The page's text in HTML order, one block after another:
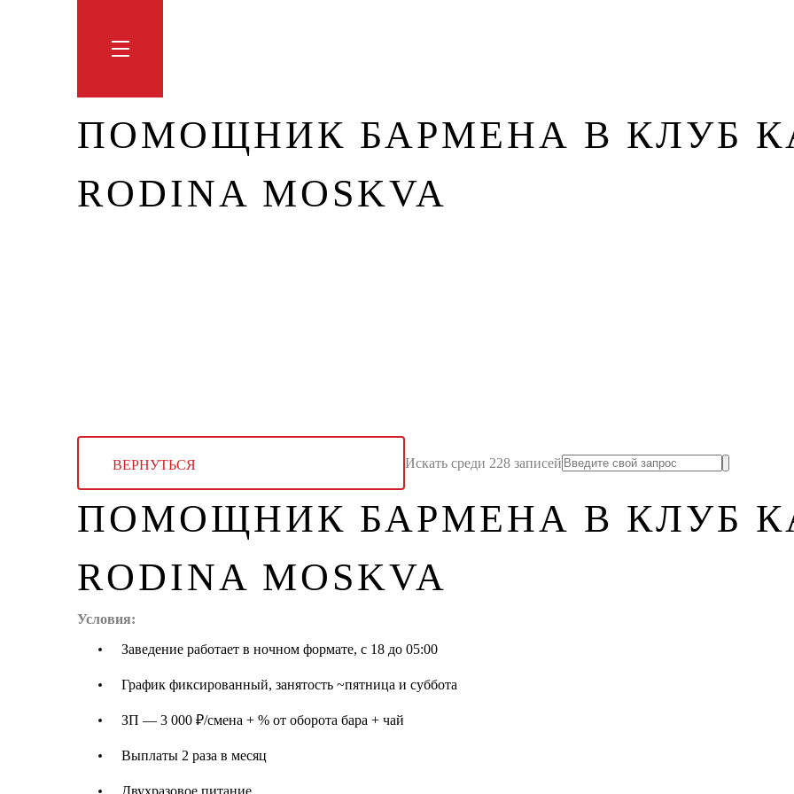
ПОМОЩНИК БАРМЕНА В КЛУБ
RODINA MOSKVA
ВЕРНУТЬСЯ Искать среди 228 записей
ПОМОЩНИК БАРМЕНА В КЛУБ
RODINA MOSKVA
Условия:
Заведение работает в ночном формате, с 18 до 05:00
График фиксированный, занятость ~пятница и суббота
ЗП — 3 000 ₽/смена + % от оборота бара + чай
Выплаты 2 раза в месяц
Двухразовое питание